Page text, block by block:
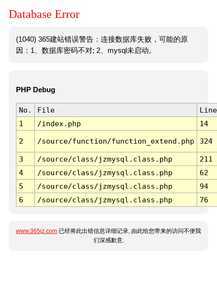
Database Error
(1040) 365建站错误警告：连接数据库失败，可能的原
因：1、数据库密码不对; 2、mysql未启动。
PHP Debug
No. File
Line
1
/index.php 14
2 /source/function/function_extend.php 324
3 /source/class/jzmysql.class.php
211
4
/source/class/jzmysql.class.php
62
5
/source/class/jzmysql.class.php
94
6
/source/class/jzmysql.class.php 76
www.365jz.com 已经将此出错信息详细记录, 由此给您带来的访问不便我
们深感歉意.